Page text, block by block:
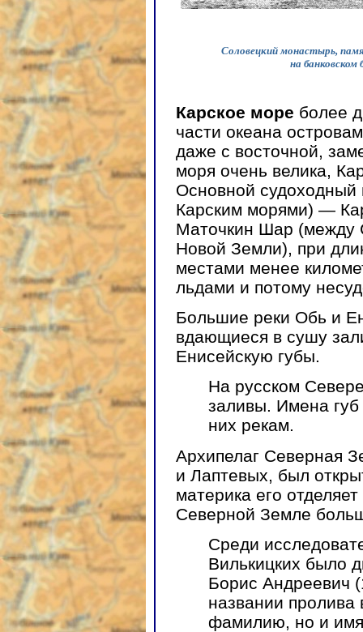
Соловецкий монастырь,
на банковском
Карское море более
части океана
даже с восточной,
моря очень велика,
Основной
Карским морями) —
Маточкин Шар
Новой Земли), при
местами менее
льдами и потому
Большие реки Обь и
вдающиеся в сушу
Енисейскую губы.
На русском
заливы. Имена
них рекам.
Архипелаг Северная
и Лаптевых, был
материка его
Северной Земле
Среди
Вилькицких было
Борис Андреевич
названии пролива
фамилию, но и